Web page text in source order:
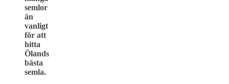
semlor
än
vanligt
för att
hitta
Ölands
bästa
semla.